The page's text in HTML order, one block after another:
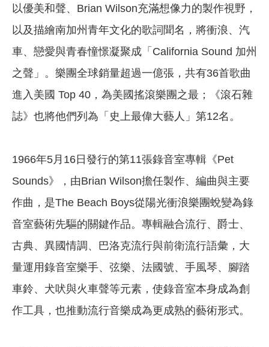
以優美和聲、Brian Wilson充滿想像力的製作視野，
以及描繪南加州青年文化的歌詞聞名，將衝浪、汽
車、戀愛與青春憧憬凝聚成「California Sound 加州
之聲」。樂團全球銷量超過一億張，共有36首歌曲
進入美國 Top 40，為美國搖滾樂團之最；《滾石雜
誌》也將他們列為「史上最偉大藝人」第12名。
1966年5月16日發行的第11張錄音室專輯《Pet
Sounds》，由Brian Wilson擔任製作、編曲與主要
作曲，是The Beach Boys從陽光衝浪樂團蛻變為錄
音室藝術先驅的關鍵作品。專輯融合流行、爵士、
古典、異國情調、巴洛克流行與前衛流行語彙，大
量運用錄音室樂手、弦樂、法國號、手風琴、腳踏
車鈴、犬吠與火車聲等元素，使錄音室本身成為創
作工具，也推動流行音樂成為更成熟的藝術形式。